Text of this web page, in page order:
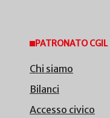
PATRONATO CGIL
Chi siamo
Bilanci
Accesso civico